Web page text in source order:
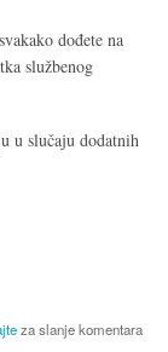
dođete na
službenog
u slučaju dodatnih
naših alumna?
za slanje komentara